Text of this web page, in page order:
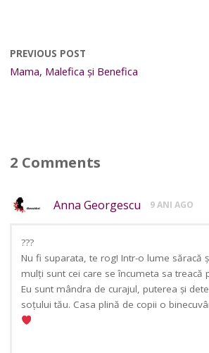
PREVIOUS POST
Mama, Malefica și Benefica
2 Comments
Anna Georgescu 9 ANI AGO
???
Nu fi suparata, te rog! Intr-o lume săracă
mulți sunt cei care se încumeta sa treacă
Eu sunt mândra de curajul, puterea și
soțului tău. Casa plină de copii o